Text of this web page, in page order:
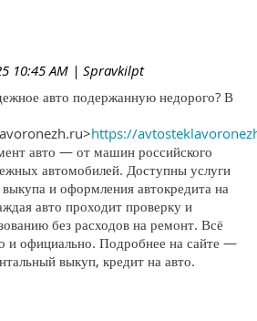
10:45 AM | Spravkilpt
авто подержанную недорого? В
https://
авто — от машин российского
автомобилей. Доступны услуги
и оформления автокредита на
авто проходит проверку и
без расходов на ремонт. Всё
и официально. Подробнее на сайте —
выкуп, кредит на авто.